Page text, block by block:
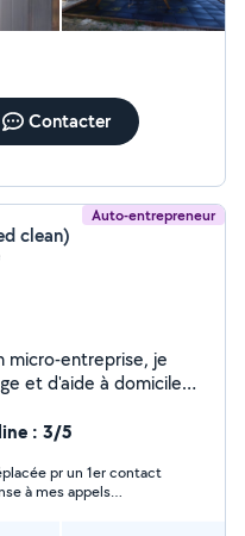
Contacter
Auto-entrepreneur
clean)
et d'aide à domicile
: 3/5
pr un 1er contact
à mes appels